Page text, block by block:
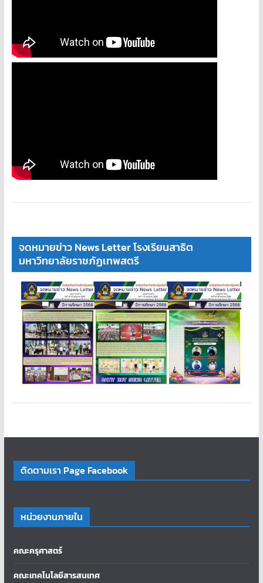
จดหมายข่าว News Letter โรงเรียนสาธิต
มหาวิทยาลัยราชภัฏเทพสตรี
ติดตามเรา Page Facebook
หน่วยงานภายใน
คณะครุศาสตร์
คณะเทคโนโลยีสารสนเทศ